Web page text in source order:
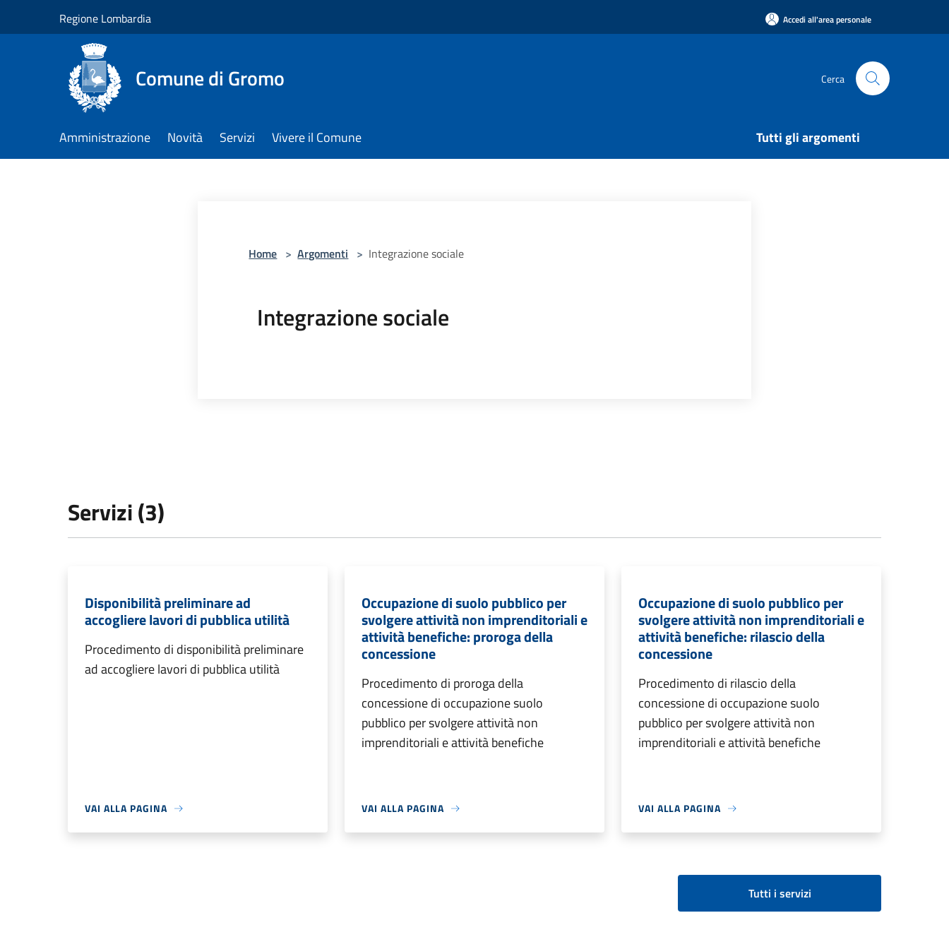
Regione Lombardia Accedi all'area personale
Comune di Gromo Cerca
Amministrazione Novità Servizi Vivere il Comune Tutti gli argomenti
Home > Argomenti > Integrazione sociale
Integrazione sociale
Servizi (3)
Disponibilità preliminare ad
accogliere lavori di pubblica utilità
Procedimento di disponibilità preliminare
ad accogliere lavori di pubblica utilità
VAI ALLA PAGINA
Occupazione di suolo pubblico per
svolgere attività non imprenditoriali e
attività benefiche: proroga della
concessione
Procedimento di proroga della
concessione di occupazione suolo
pubblico per svolgere attività non
imprenditoriali e attività benefiche
VAI ALLA PAGINA
Occupazione di suolo pubblico per
svolgere attività non imprenditoriali e
attività benefiche: rilascio della
concessione
Procedimento di rilascio della
concessione di occupazione suolo
pubblico per svolgere attività non
imprenditoriali e attività benefiche
VAI ALLA PAGINA
Tutti i servizi